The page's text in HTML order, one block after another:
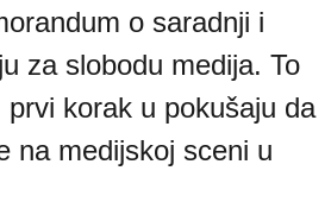
o saradnji i
za slobodu medija. To
korak u pokušaju da
na medijskoj sceni u